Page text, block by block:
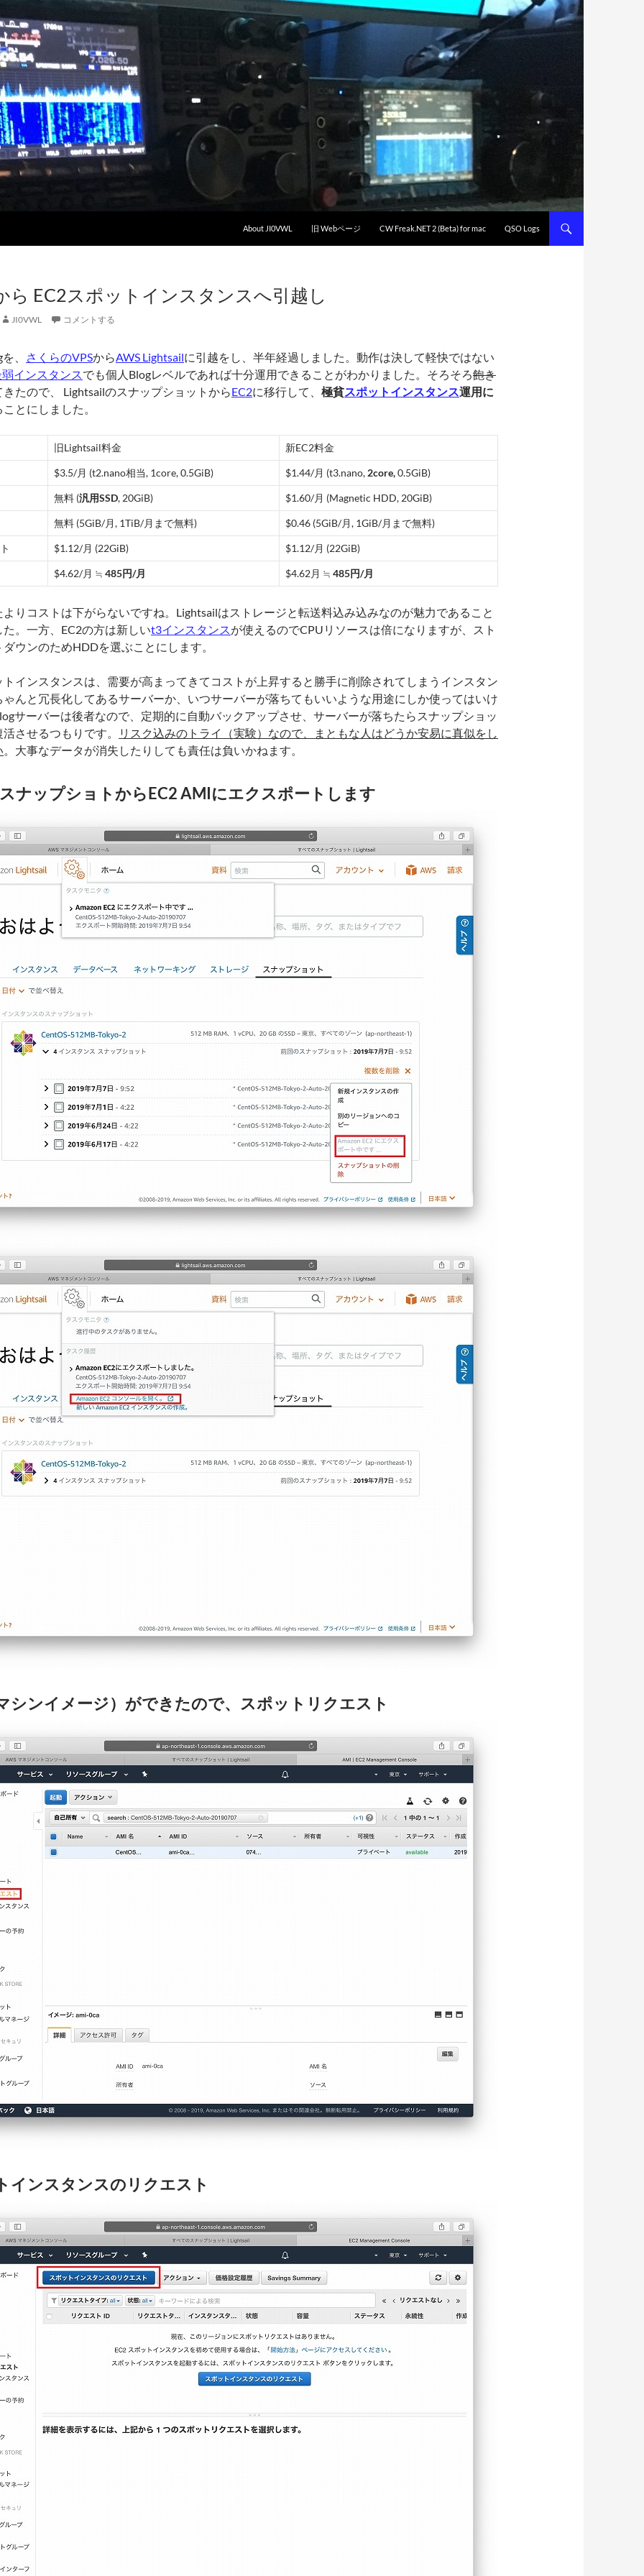
About JI0VWL 旧 Webページ CW Freak.NET 2 (Beta) for mac QSO Logs
ら EC2スポットインスタンスへ引越し
JI0VWL コメントする
、 さくらのVPSからAWS Lightsailに引越をし、半年経過しました。動作は決して軽快ではない
インスタンスでも個人Blogレベルであれば十分運用できることがわかりました。そろそろ飽き
たので、 LightsailのスナップショットからEC2に移行して、 極貧スポットインスタンス運用に
とにしました。
旧Lightsail料金 新EC2料金
$3.5/月 (t2.nano相当, 1core, 0.5GiB) $1.44/月 (t3.nano, 2core,0.5GiB)
無料 (汎用SSD, 20GiB) $1.60/月 (Magnetic HDD, 20GiB)
無料 (5GiB/月, 1TiB/月まで無料) $0.46 (5GiB/月, 1GiB/月まで無料)
$1.12/月 (22GiB) $1.12/月 (22GiB)
$4.62/月 ≒ 485円/月 $4.62月 ≒ 485円/月
りコストは下がらないですね。Lightsailはストレージと転送料込み込みなのが魅力であること
。一方、EC2の方は新しいt3インスタンスが使えるのでCPUリソースは倍になりますが、スト
ウンのためHDDを選ぶことにします。
インスタンスは、需要が高まってきてコストが上昇すると勝手に削除されてしまうインスタン
んと冗長化してあるサーバーか、いつサーバーが落ちてもいいような用途にしか使ってはいけ
サーバーは後者なので、定期的に自動バックアップさせ、サーバーが落ちたらスナップショッ
させるつもりです。
リスク込みのトライ（実験）なので、まともな人はどうか安易に真似をし
。大事なデータが消失したりしても責任は負いかねます。
ナップショトからEC2 AMIにエクスポートします
シンイメージ）ができたので、スポットリクエスト
インスタンスのリクエスト